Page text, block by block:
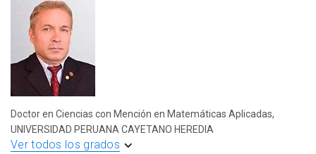
Doctor en Ciencias con Mención en Matemáticas Aplicadas,
UNIVERSIDAD PERUANA CAYETANO HEREDIA
Ver todos los grados